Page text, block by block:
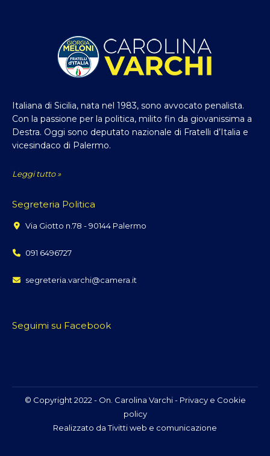
Italiana di Sicilia, nata nel 1983, sono avvocato penalista.
Con la passione per la politica, milito fin da giovanissima a
Destra. Oggi sono deputato nazionale di Fratelli d’Italia e
vicesindaco di Palermo.
Leggi tutto »
Segreteria Politica
Via Giotto n.78 - 90144 Palermo
091 6496727
segreteria.varchi@camera.it
Seguimi su Facebook
© Copyright 2022 - On. Carolina Varchi - Privacy e Cookie
policy
Realizzato daTivitti web e comunicazione